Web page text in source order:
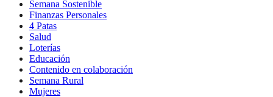
Semana Sostenible
Finanzas Personales
4 Patas
Salud
Loterías
Educación
Contenido en colaboración
Semana Rural
Mujeres